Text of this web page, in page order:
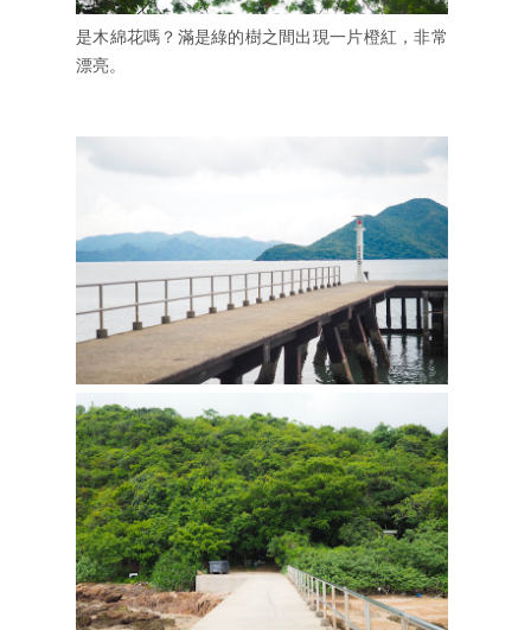
是木綿花嗎？滿是綠的樹之間出現一片橙紅，非常
漂亮。